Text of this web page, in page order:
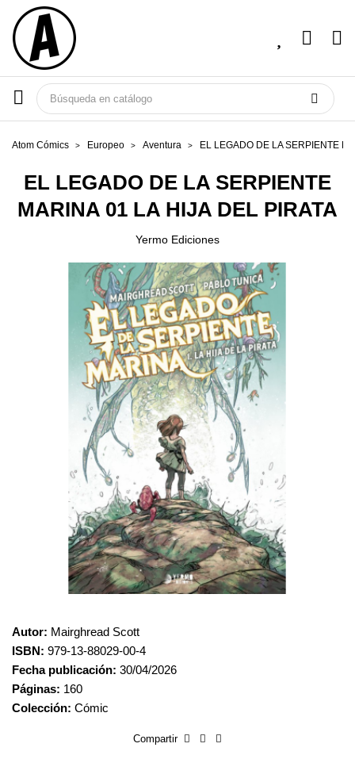
Atom Cómics Europeo Aventura EL LEGADO DE LA SERPIENTE
EL LEGADO DE LA SERPIENTE
MARINA 01 LA HIJA DEL PIRATA
Yermo Ediciones
Autor: Mairghread Scott
ISBN: 979-13-88029-00-4
Fecha publicación: 30/04/2026
Páginas: 160
Colección: Cómic
Compartir